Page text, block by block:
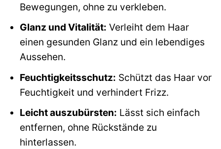
Bewegungen, ohne zu verkleben.
Glanz und Vitalität: Verleiht dem Haar
einen gesunden Glanz und ein lebendiges
Aussehen.
Feuchtigkeitsschutz: Schützt das Haar vor
Feuchtigkeit und verhindert Frizz.
Leicht auszubürsten: Lässt sich einfach
entfernen, ohne Rückstände zu
hinterlassen.